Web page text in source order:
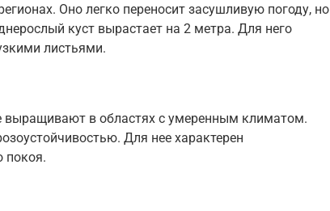
Оно легко переносит засушливую погоду, но
куст вырастает на 2 метра. Для него
листьями.
выращивают в областях с умеренным климатом.
Для нее характерен
покоя.